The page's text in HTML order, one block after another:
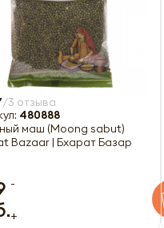
3 отзыва
480888
маш (Moong sabut)
Bazaar | Бхарат Базар
-
+